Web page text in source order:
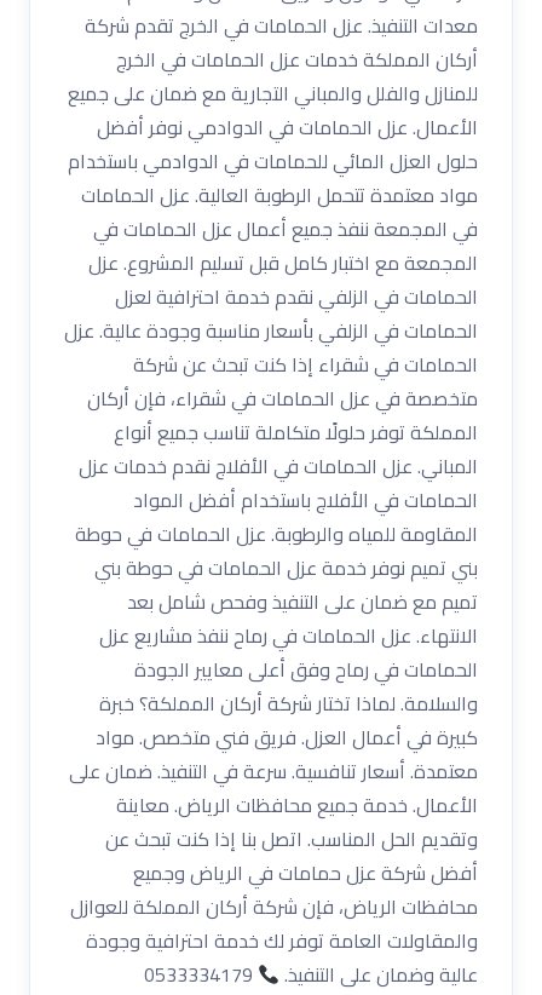
معدات التنفيذ. عزل الحمامات في الخرج تقدم شركة
أركان المملكة خدمات عزل الحمامات في الخرج
للمنازل والفلل والمباني التجارية مع ضمان على جميع
الأعمال. عزل الحمامات في الدوادمي نوفر أفضل
حلول العزل المائي للحمامات في الدوادمي باستخدام
مواد معتمدة تتحمل الرطوبة العالية. عزل الحمامات
في المجمعة ننفذ جميع أعمال عزل الحمامات في
المجمعة مع اختبار كامل قبل تسليم المشروع. عزل
الحمامات في الزلفي نقدم خدمة احترافية لعزل
الحمامات في الزلفي بأسعار مناسبة وجودة عالية. عزل
الحمامات في شقراء إذا كنت تبحث عن شركة
متخصصة في عزل الحمامات في شقراء، فإن أركان
المملكة توفر حلولًا متكاملة تناسب جميع أنواع
المباني. عزل الحمامات في الأفلاج نقدم خدمات عزل
الحمامات في الأفلاج باستخدام أفضل المواد
المقاومة للمياه والرطوبة. عزل الحمامات في حوطة
بني تميم نوفر خدمة عزل الحمامات في حوطة بني
تميم مع ضمان على التنفيذ وفحص شامل بعد
الانتهاء. عزل الحمامات في رماح ننفذ مشاريع عزل
الحمامات في رماح وفق أعلى معايير الجودة
والسلامة. لماذا تختار شركة أركان المملكة؟ خبرة
كبيرة في أعمال العزل. فريق فني متخصص. مواد
معتمدة. أسعار تنافسية. سرعة في التنفيذ. ضمان على
الأعمال. خدمة جميع محافظات الرياض. معاينة
وتقديم الحل المناسب. اتصل بنا إذا كنت تبحث عن
أفضل شركة عزل حمامات في الرياض وجميع
محافظات الرياض، فإن شركة أركان المملكة للعوازل
والمقاولات العامة توفر لك خدمة احترافية وجودة
عالية وضمان على التنفيذ.